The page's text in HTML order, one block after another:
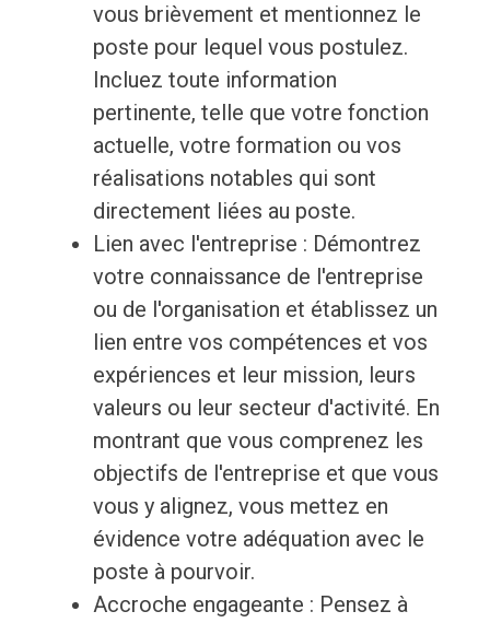
vous brièvement et mentionnez le
poste pour lequel vous postulez.
Incluez toute information
pertinente, telle que votre fonction
actuelle, votre formation ou vos
réalisations notables qui sont
directement liées au poste.
Lien avec l'entreprise : Démontrez
votre connaissance de l'entreprise
ou de l'organisation et établissez un
lien entre vos compétences et vos
expériences et leur mission, leurs
valeurs ou leur secteur d'activité. En
montrant que vous comprenez les
objectifs de l'entreprise et que vous
vous y alignez, vous mettez en
évidence votre adéquation avec le
poste à pourvoir.
Accroche engageante : Pensez à